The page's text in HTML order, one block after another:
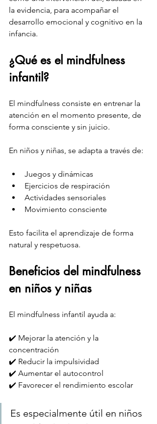
la evidencia, para acompañar el
desarrollo emocional y cognitivo en la
infancia.
¿Qué es el mindfulness
infantil?
El mindfulness consiste en entrenar la
atención en el momento presente, de
forma consciente y sin juicio.
En niños y niñas, se adapta a través de:
Juegos y dinámicas
Ejercicios de respiración
Actividades sensoriales
Movimiento consciente
Esto facilita el aprendizaje de forma
natural y respetuosa.
Beneficios del mindfulness
en niños y niñas
El mindfulness infantil ayuda a:
✔️ Mejorar la atención y la
concentración
✔️ Reducir la impulsividad
✔️ Aumentar el autocontrol
✔️ Favorecer el rendimiento escolar
Es especialmente útil en niños